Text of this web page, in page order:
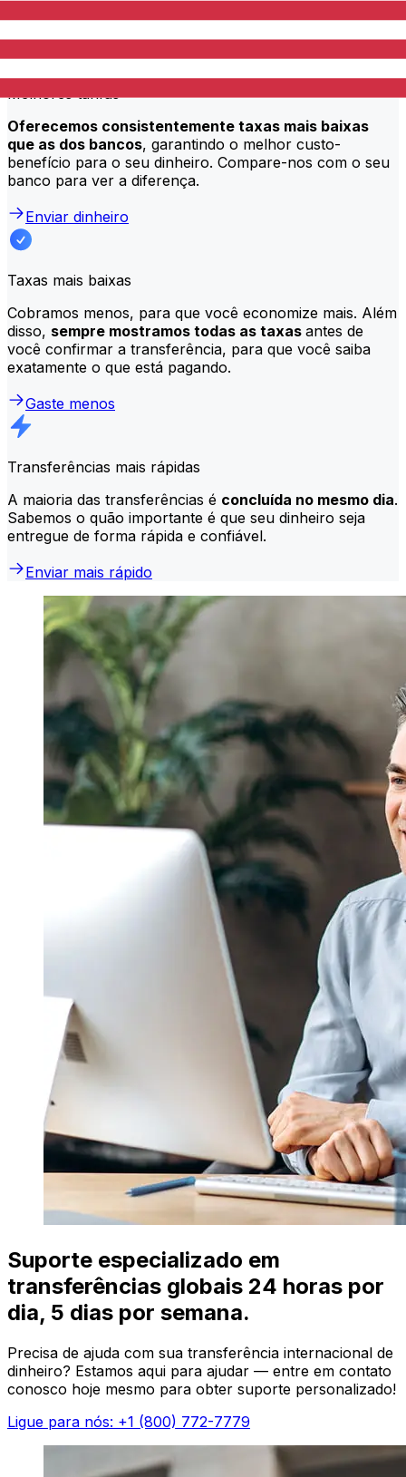
de bancos tradicionais?
Melhores tarifas
Oferecemos consistentemente taxas mais baixas
que as dos bancos, garantindo o melhor custo-
benefício para o seu dinheiro. Compare-nos com o seu
banco para ver a diferença.
Enviar dinheiro
Taxas mais baixas
Cobramos menos, para que você economize mais. Além
disso, sempre mostramos todas as taxas antes de
você confirmar a transferência, para que você saiba
exatamente o que está pagando.
Gaste menos
Transferências mais rápidas
A maioria das transferências é concluída no mesmo dia.
Sabemos o quão importante é que seu dinheiro seja
entregue de forma rápida e confiável.
Enviar mais rápido
Suporte especializado em
transferências globais 24 horas por
dia, 5 dias por semana.
Precisa de ajuda com sua transferência internacional de
dinheiro? Estamos aqui para ajudar — entre em contato
conosco hoje mesmo para obter suporte personalizado!
Ligue para nós: +1 (800) 772-7779